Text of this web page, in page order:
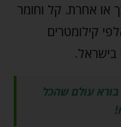
או אחרת. קל וחומר
קילומטרים
בישראל.
עולם שהכל